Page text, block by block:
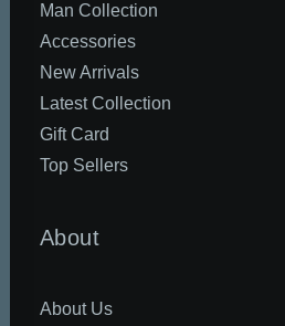
Man Collection
Accessories
New Arrivals
Latest Collection
Gift Card
Top Sellers
About
About Us